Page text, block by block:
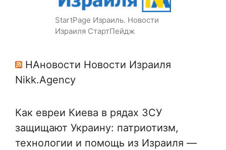
StartPage Израиль. Новости
Израиля СтартПейдж
НАновости Новости Израиля
Nikk.Agency
Как евреи Киева в рядах ЗСУ
защищают Украину: патриотизм,
технологии и помощь из Израиля —